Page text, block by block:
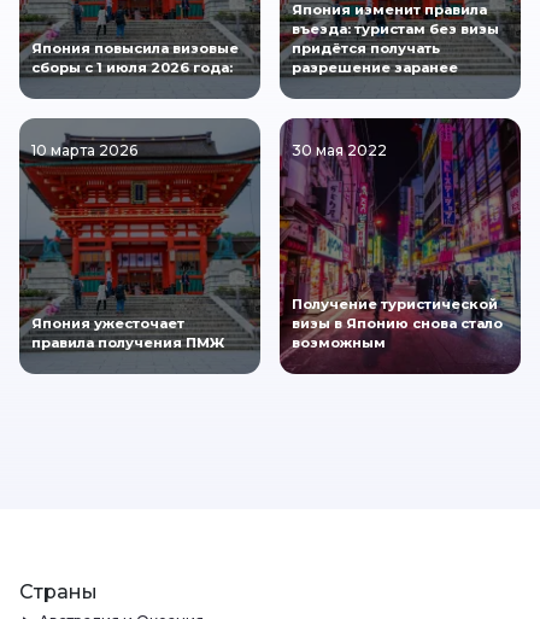
Япония повысила визовые
сборы с 1 июля 2026 года:
Япония изменит правила
въезда: туристам без визы
придётся получать
разрешение заранее
10 марта 2026
Япония ужесточает
правила получения ПМЖ
30 мая 2022
Получение туристической
визы в Японию снова стало
возможным
Страны